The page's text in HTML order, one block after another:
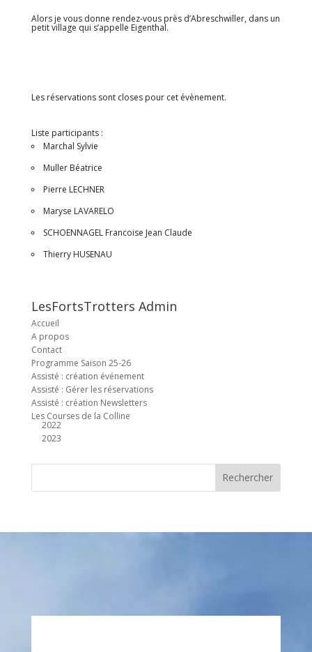
Alors je vous donne rendez-vous près d’Abreschwiller, dans un
petit village qui s’appelle Eigenthal.
Les réservations sont closes pour cet évènement.
Liste participants :
Marchal Sylvie
Muller Béatrice
Pierre LECHNER
Maryse LAVARELO
SCHOENNAGEL Francoise Jean Claude
Thierry HUSENAU
LesFortsTrotters Admin
Accueil
A propos
Contact
Programme Saison 25-26
Assisté : création événement
Assisté : Gérer les réservations
Assisté : création Newsletters
Les Courses de la Colline
2022
2023